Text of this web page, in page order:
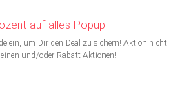
ein, um Dir den Deal zu sichern! Aktion nicht
und/oder Rabatt-Aktionen!